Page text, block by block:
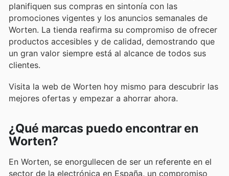
planifiquen sus compras en sintonía con las
promociones vigentes y los anuncios semanales de
Worten. La tienda reafirma su compromiso de ofrecer
productos accesibles y de calidad, demostrando que
un gran valor siempre está al alcance de todos sus
clientes.
Visita la web de Worten hoy mismo para descubrir las
mejores ofertas y empezar a ahorrar ahora.
¿Qué marcas puedo encontrar en
Worten?
En Worten, se enorgullecen de ser un referente en el
sector de la electrónica en España, un compromiso